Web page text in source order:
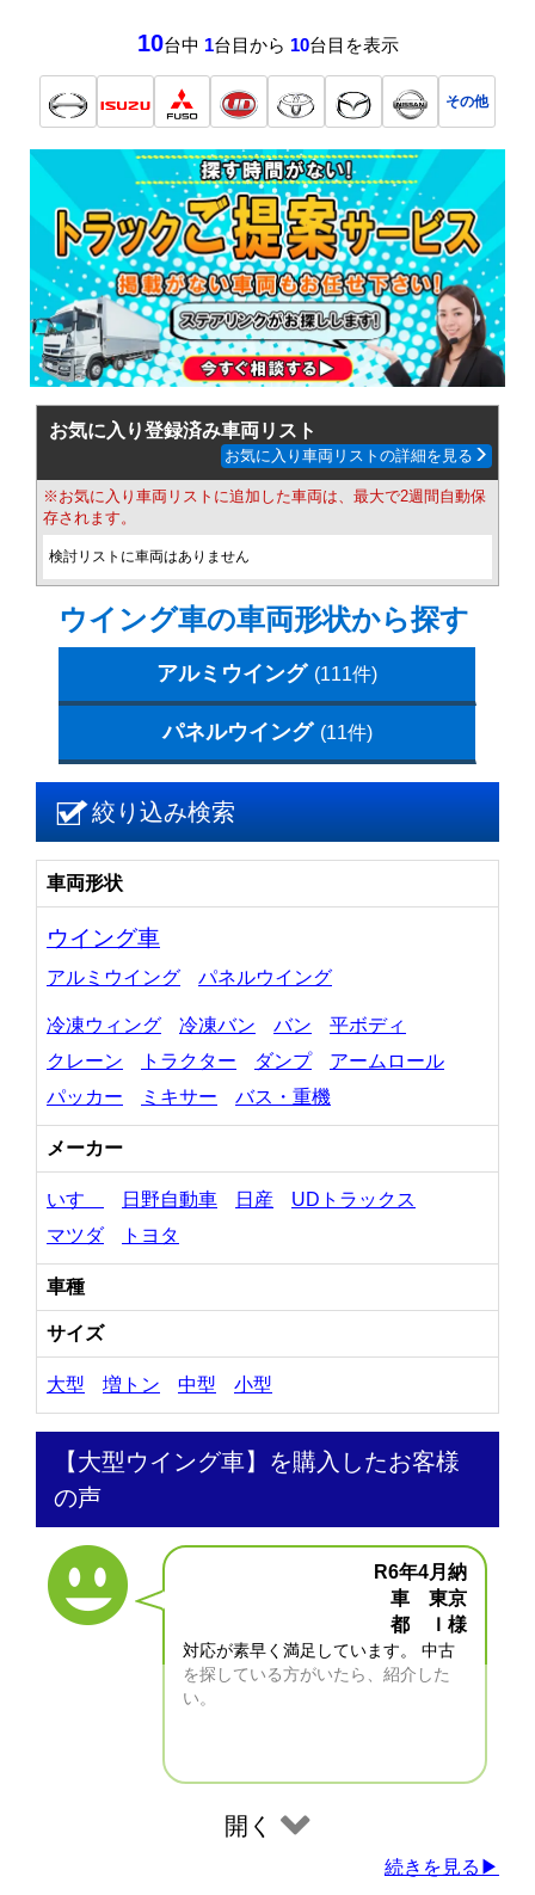
10台中 1台目から 10台目を表示
その他
お気に入り登録済み車両リスト
お気に入り車両リストの詳細を見る
※お気に入り車両リストに追加した車両は、最大で2週間自動保
存されます。
検討リストに車両はありません
ウイング車の車両形状から探す
アルミウイング (111件)
パネルウイング (11件)
絞り込み検索
車両形状
ウイング車
アルミウイング パネルウイング
冷凍ウィング 冷凍バン バン
平ボディ
クレーン
トラクター ダンプ
アームロール
パッカー
ミキサー バス・重機
メーカー
いすゞ 日野自動車 日産
UDトラックス
マツダ
トヨタ
車種
サイズ
大型 増トン 中型 小型
【大型ウイング車】を購入したお客様
の声
R6年4月納
車 東京
都 Ｉ様
対応が素早く満足しています。 中古
を探している方がいたら、紹介した
い。
開く
続きを見る▶